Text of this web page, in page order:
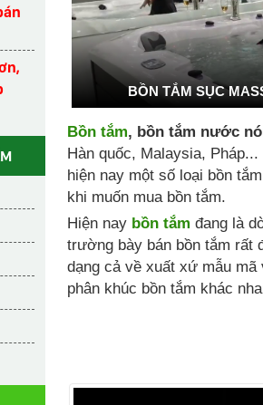
BỒN TẮM SỤC
Bồn tắm, bồn tắm nước
Hàn quốc, Malaysia,
hiện nay một số loại bồn
khi muốn mua bồn tắm.
Hiện nay bồn tắm đang là
trường bày bán bồn tắm rất
dạng cả về xuất xứ mẫu
phân khúc bồn tắm khác